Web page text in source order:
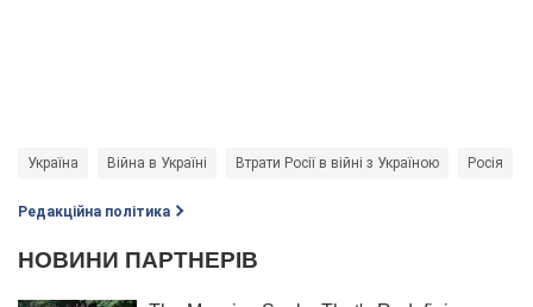
Україна Війна в Україні Втрати Росії в війні з Україною Росія
Редакційна політика